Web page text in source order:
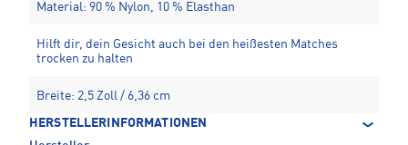
Material: 90 % Nylon, 10 % Elasthan
Hilft dir, dein Gesicht auch bei den heißesten Matches
trocken zu halten
Breite: 2,5 Zoll / 6,36 cm
HERSTELLERINFORMATIONEN